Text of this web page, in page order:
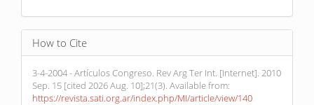
How to Cite
3-4-2004 - Artículos Congreso. Rev Arg Ter Int. [Internet]. 2010
Sep. 15 [cited 2026 Aug. 10];21(3). Available from:
https://revista.sati.org.ar/index.php/MI/article/view/140